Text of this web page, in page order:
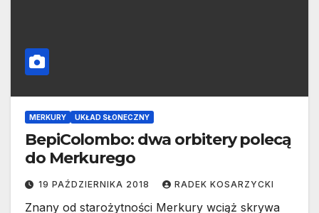
MERKURY UKŁAD SŁONECZNY
BepiColombo: dwa orbitery polecą
do Merkurego
19 PAŹDZIERNIKA 2018 RADEK KOSARZYCKI
Znany od starożytności Merkury wciąż skrywa